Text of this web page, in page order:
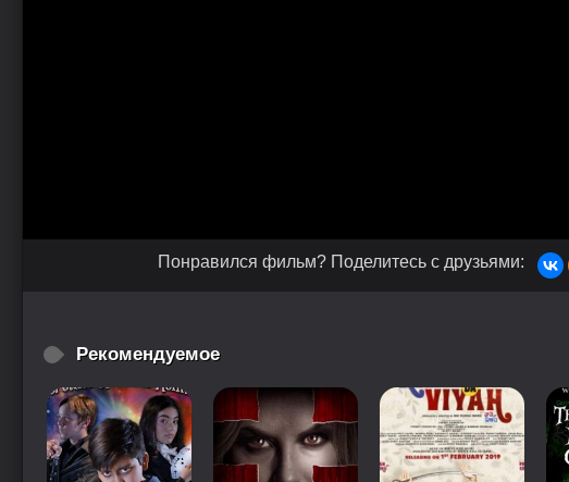
Понравился фильм? Поделитесь с друзьями:
Рекомендуемое